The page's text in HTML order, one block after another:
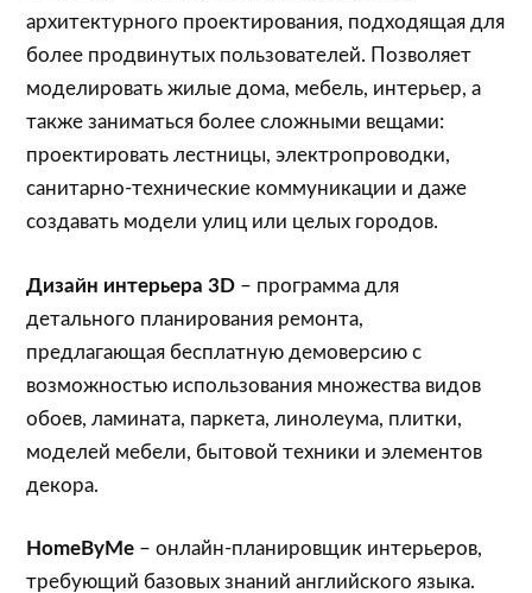
архитектурного проектирования, подходящая для
более продвинутых пользователей. Позволяет
моделировать жилые дома, мебель, интерьер, а
также заниматься более сложными вещами:
проектировать лестницы, электропроводки,
санитарно-технические коммуникации и даже
создавать модели улиц или целых городов.
Дизайн интерьера 3D – программа для
детального планирования ремонта,
предлагающая бесплатную демоверсию с
возможностью использования множества видов
обоев, ламината, паркета, линолеума, плитки,
моделей мебели, бытовой техники и элементов
декора.
HomeByMe – онлайн-планировщик интерьеров,
требующий базовых знаний английского языка.